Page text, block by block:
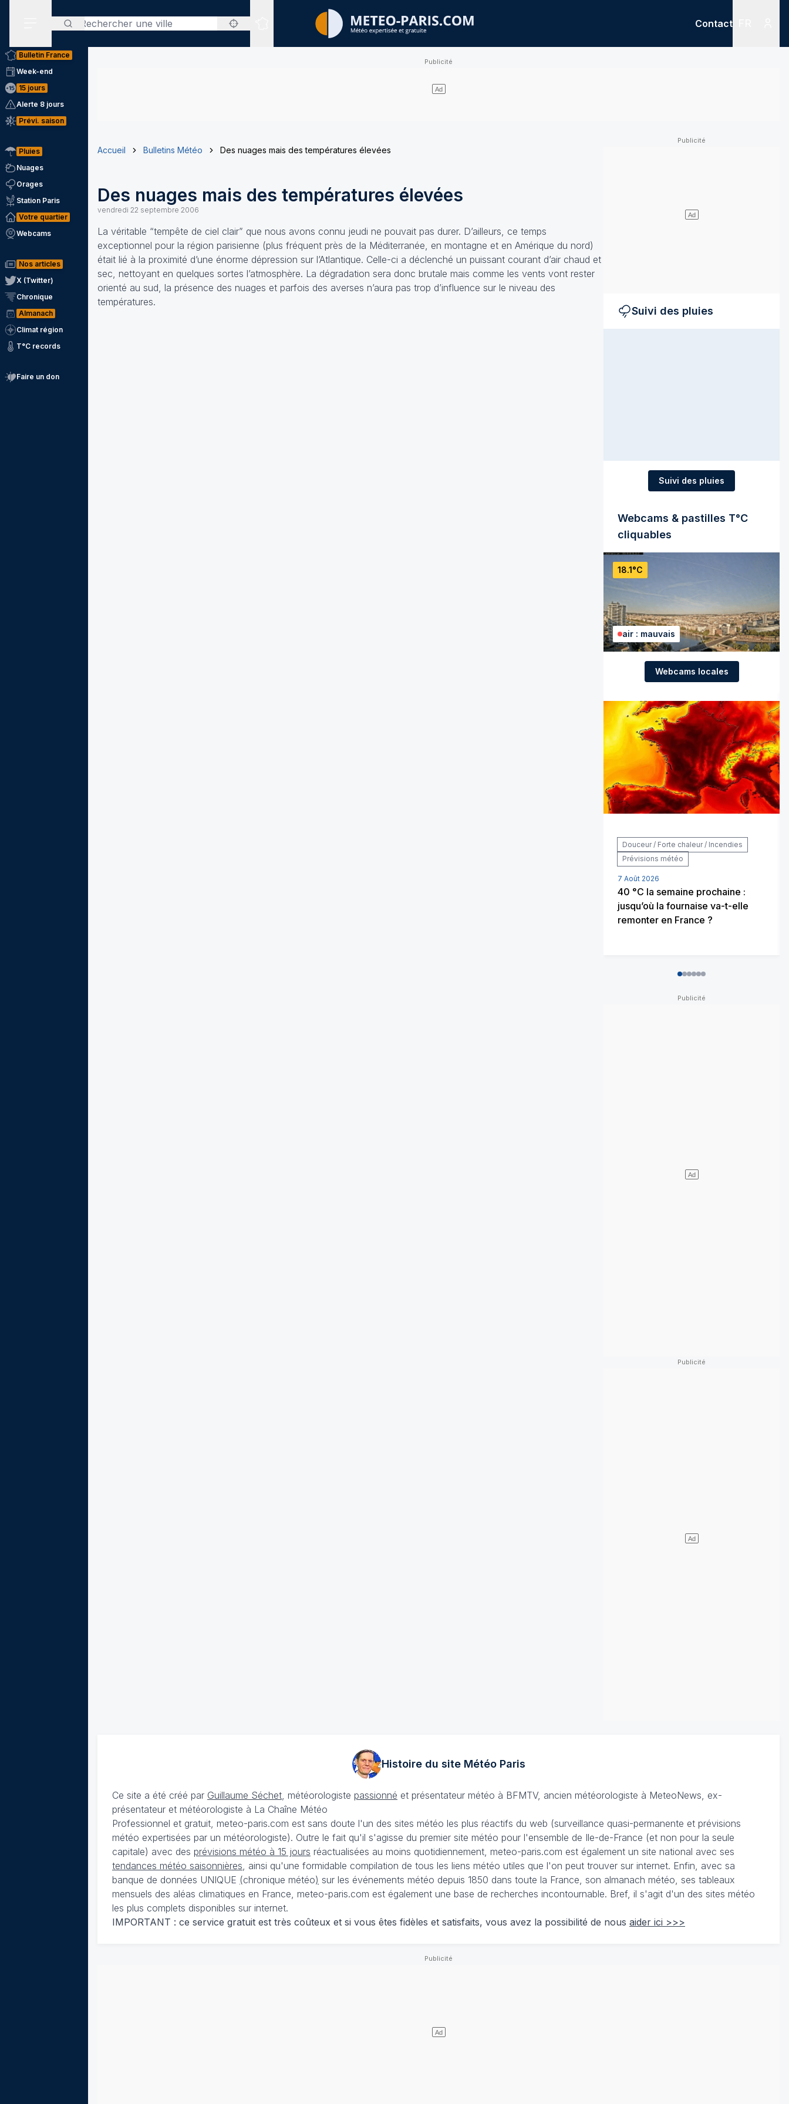
Rechercher
Sites expertisés
Contact
Bulletin France
Week-end
15 jours
Alerte 8 jours
Prévi. saison
Pluies
Nuages
Orages
Station Paris
Votre quartier
Webcams
Nos articles
X (Twitter)
Chronique
Almanach
Climat région
T°C records
Faire un don
Accueil Bulletins Météo Des nuages mais des températures élevées
Des nuages mais des températures élevées
vendredi 22 septembre 2006
La véritable “tempête de ciel clair” que nous avons connu jeudi ne pouvait pas durer. D’ailleurs, ce temps
exceptionnel pour la région parisienne (plus fréquent près de la Méditerranée, en montagne et en Amérique du nord)
était lié à la proximité d’une énorme dépression sur l’Atlantique. Celle-ci a déclenché un puissant courant d’air chaud et
sec, nettoyant en quelques sortes l’atmosphère. La dégradation sera donc brutale mais comme les vents vont rester
orienté au sud, la présence des nuages et parfois des averses n’aura pas trop d’influence sur le niveau des
températures.
Suivi des pluies
Suivi des pluies
Webcams & pastilles T°C
cliquables
18.1°C
air : mauvais
Webcams locales
Douceur / Forte chaleur / Incendies
Prévisions météo
7 Août 2026
40 °C la semaine prochaine :
jusqu’où la fournaise va-t-elle
remonter en France ?
012345
Histoire du site MétéoParis
Ce site a été créé par Guillaume Séchet , météorologiste passionné et présentateur météo à BFMTV, ancien météorologiste à MeteoNews, ex-
présentateur et météorologiste à La Chaîne Météo
Professionnel et gratuit, meteo-paris.com est sans doute l'un des sites météo les plus réactifs du web (surveillance quasi-permanente et prévisions
météo expertisées par un météorologiste). Outre le fait qu'il s'agisse du premier site météo pour l'ensemble de Ile-de-France (et non pour la seule
capitale) avec des prévisions météo à 15 jours réactualisées au moins quotidiennement, meteo-paris.com est également un site national avec ses
tendances météo saisonnières , ainsi qu'une formidable compilation de tous les liens météo utiles que l'on peut trouver sur internet. Enfin, avec sa
banque de données UNIQUE (chronique météo) sur les événements météo depuis 1850 dans toute la France, son almanach météo, ses tableaux
mensuels des aléas climatiques en France, meteo-paris.com est également une base de recherches incontournable. Bref, il s'agit d'un des sites météo
les plus complets disponibles sur internet.
IMPORTANT : ce service gratuit est très coûteux et si vous êtes fidèles et satisfaits, vous avez la possibilité de nous aider ici >>>